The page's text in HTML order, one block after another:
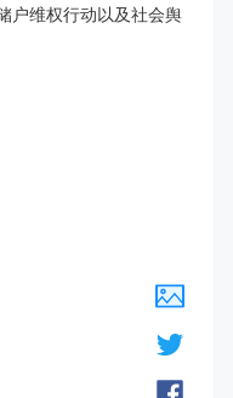
户维权行动以及社会舆